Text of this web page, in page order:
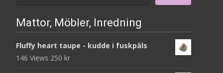
Mattor, Möbler, Inredning
Fluffy heart taupe - kudde i fuskpäls
146 Views 250 kr